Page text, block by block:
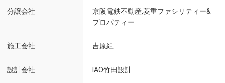
分譲会社
京阪電鉄不動産,菱重ファシリティー&
プロパティー
施工会社 吉原組
設計会社 IAO竹田設計